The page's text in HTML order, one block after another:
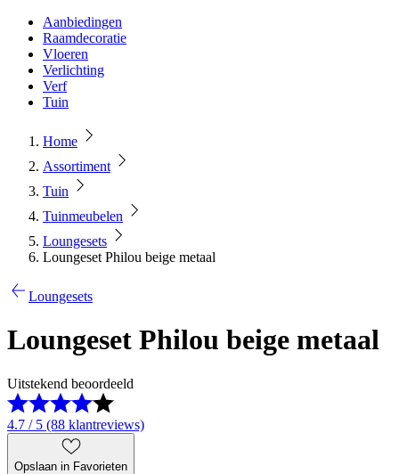
Aanbiedingen
Raamdecoratie
Vloeren
Verlichting
Verf
Tuin
Home
Assortiment
Tuin
Tuinmeubelen
Loungesets
Loungeset Philou beige metaal
Loungesets
Loungeset Philou beige metaal
Uitstekend beoordeeld
4.7 / 5 (88 klantreviews)
Opslaan in Favorieten